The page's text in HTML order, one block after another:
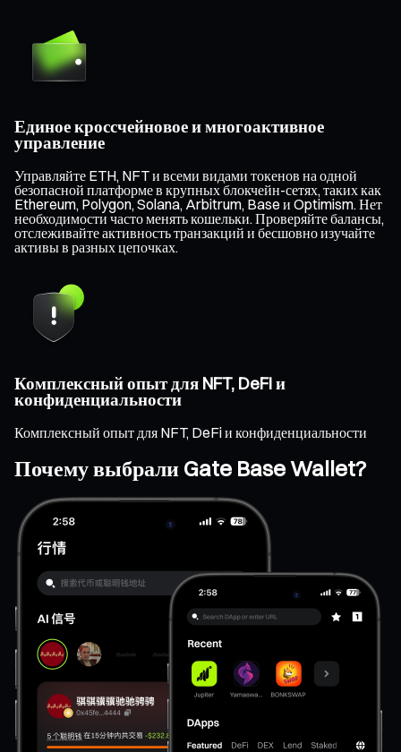
Единое кроссчейновое и многоактивное
управление
Управляйте ETH, NFT и всеми видами токенов на одной
безопасной платформе в крупных блокчейн-сетях, таких как
Ethereum, Polygon, Solana, Arbitrum, Base и Optimism. Нет
необходимости часто менять кошельки. Проверяйте балансы,
отслеживайте активность транзакций и бесшовно изучайте
активы в разных цепочках.
Комплексный опыт для NFT, DeFi и
конфиденциальности
Комплексный опыт для NFT, DeFi и конфиденциальности
Почему выбрали Gate Base Wallet?